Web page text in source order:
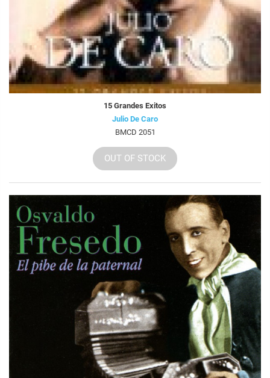
15 Grandes Exitos
Julio De Caro
BMCD 2051
OUT OF STOCK